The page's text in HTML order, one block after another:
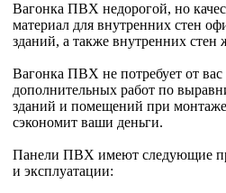
Вагонка ПВХ недорогой, но
материал для внутренних стен
зданий, а также внутренних
Вагонка ПВХ не потребует от вас
дополнительных работ по
зданий и помещений при
сэкономит ваши деньги.
Панели ПВХ имеют следующие
и эксплуатации: